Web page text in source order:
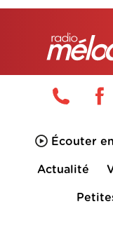
Écouter
Actualité